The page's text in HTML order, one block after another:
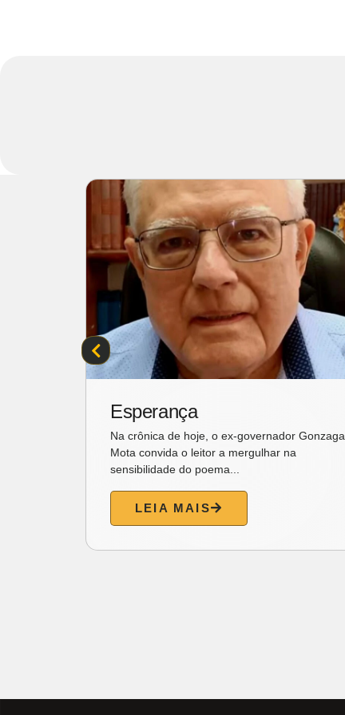
Esperança
Na crônica de hoje, o ex-governador Gonzaga
Mota convida o leitor a mergulhar na
sensibilidade do poema...
LEIA MAIS